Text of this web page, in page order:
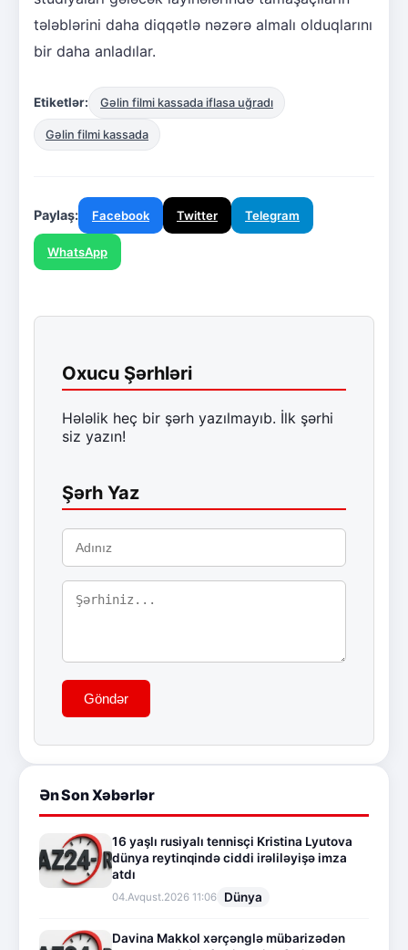
tələblərini daha diqqətlə nəzərə almalı olduqlarını
bir daha anladılar.
Etiketlər: Gəlin filmi kassada iflasa uğradı
Gəlin filmi kassada
Paylaş: Facebook Twitter Telegram
WhatsApp
Oxucu Şərhləri
Hələlik heç bir şərh yazılmayıb. İlk şərhi
siz yazın!
Şərh Yaz
Göndər
Ən Son Xəbərlər
16 yaşlı rusiyalı tennisçi Kristina Lyutova
dünya reytinqində ciddi irəliləyişə imza
atdı
04.Avqust.2026 11:06 Dünya
Davina Makkol xərçənglə mübarizədən